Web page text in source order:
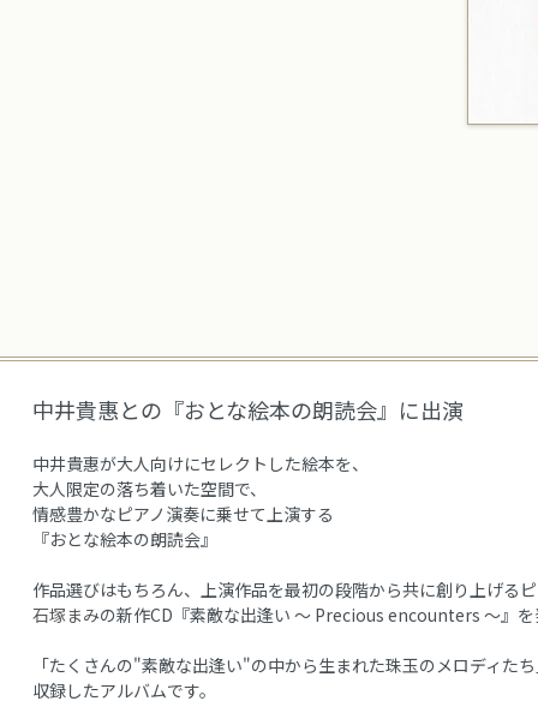
中井貴惠との『おとな絵本の朗読会』に出演
中井貴惠が大人向けにセレクトした絵本を、
大人限定の落ち着いた空間で、
情感豊かなピアノ演奏に乗せて上演する
『おとな絵本の朗読会』
作品選びはもちろん、上演作品を最初の段階から共に創り上げる
石塚まみの新作CD『素敵な出逢い 〜 Precious encounters 〜』を
「たくさんの"素敵な出逢い"の中から生まれた珠玉のメロディた
収録したアルバムです。